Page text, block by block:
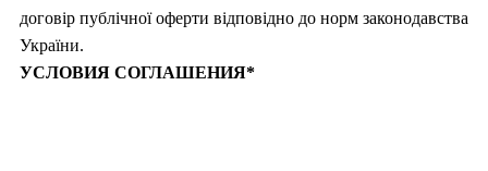
договір публічної оферти відповідно до норм законодавства
України.
УСЛОВИЯ СОГЛАШЕНИЯ*